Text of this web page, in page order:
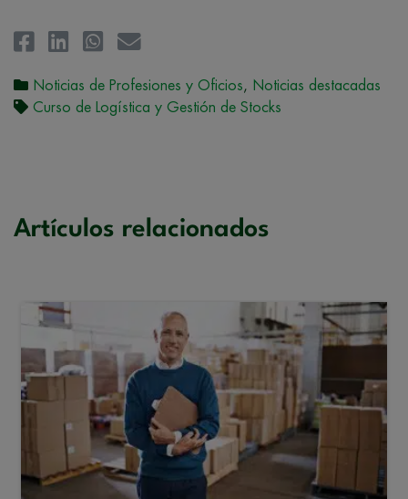
Noticias de Profesiones y Oficios, Noticias destacadas
Curso de Logística y Gestión de Stocks
Artículos relacionados